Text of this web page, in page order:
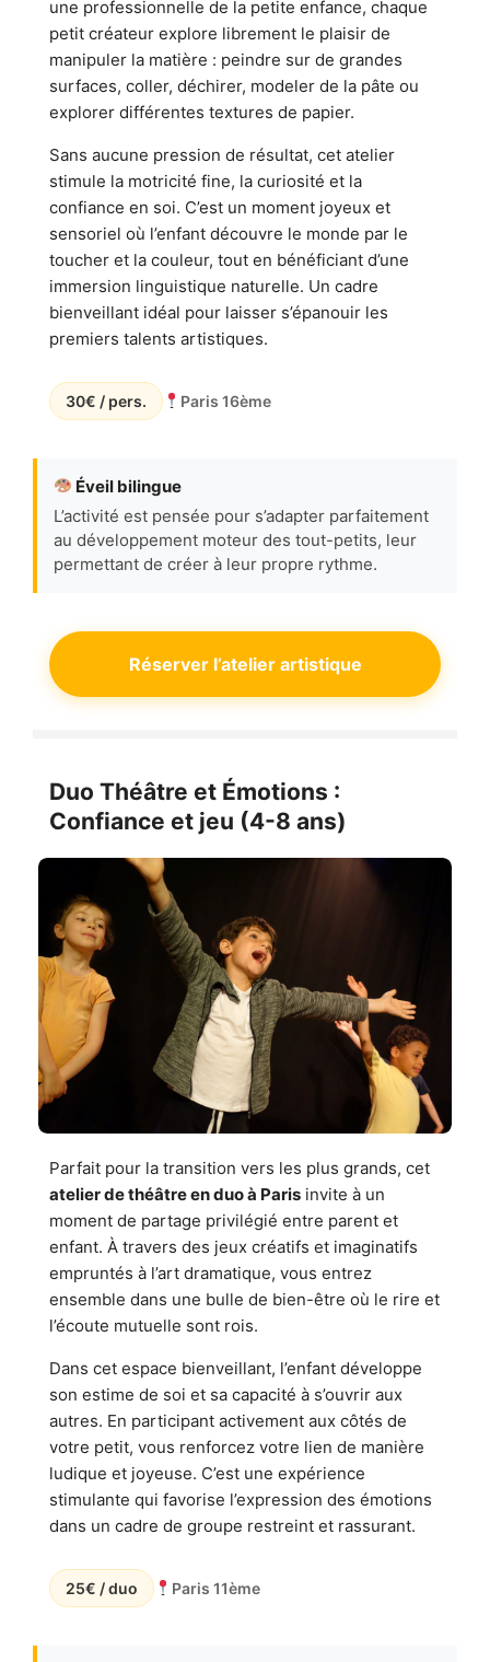
une professionnelle de la petite enfance, chaque
petit créateur explore librement le plaisir de
manipuler la matière : peindre sur de grandes
surfaces, coller, déchirer, modeler de la pâte ou
explorer différentes textures de papier.
Sans aucune pression de résultat, cet atelier
stimule la motricité fine, la curiosité et la
confiance en soi. C’est un moment joyeux et
sensoriel où l’enfant découvre le monde par le
toucher et la couleur, tout en bénéficiant d’une
immersion linguistique naturelle. Un cadre
bienveillant idéal pour laisser s’épanouir les
premiers talents artistiques.
30€ / pers. Paris 16ème
Éveil bilingue
L’activité est pensée pour s’adapter parfaitement
au développement moteur des tout-petits, leur
permettant de créer à leur propre rythme.
Réserver l’atelier artistique
Duo Théâtre et Émotions :
Confiance et jeu (4-8 ans)
Parfait pour la transition vers les plus grands, cet
atelier de théâtre en duo à Paris invite à un
moment de partage privilégié entre parent et
enfant. À travers des jeux créatifs et imaginatifs
empruntés à l’art dramatique, vous entrez
ensemble dans une bulle de bien-être où le rire et
l’écoute mutuelle sont rois.
Dans cet espace bienveillant, l’enfant développe
son estime de soi et sa capacité à s’ouvrir aux
autres. En participant activement aux côtés de
votre petit, vous renforcez votre lien de manière
ludique et joyeuse. C’est une expérience
stimulante qui favorise l’expression des émotions
dans un cadre de groupe restreint et rassurant.
25€ / duo Paris 11ème